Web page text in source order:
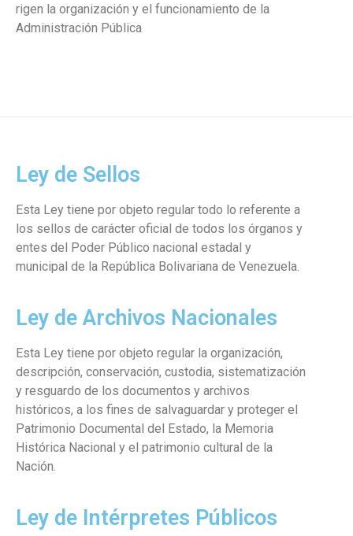
rigen la organización y el funcionamiento de la
Administración Pública
Ley de Sellos
Esta Ley tiene por objeto regular todo lo referente a
los sellos de carácter oficial de todos los órganos y
entes del Poder Público nacional estadal y
municipal de la República Bolivariana de Venezuela.
Ley de Archivos Nacionales
Esta Ley tiene por objeto regular la organización,
descripción, conservación, custodia, sistematización
y resguardo de los documentos y archivos
históricos, a los fines de salvaguardar y proteger el
Patrimonio Documental del Estado, la Memoria
Histórica Nacional y el patrimonio cultural de la
Nación.
Ley de Intérpretes Públicos